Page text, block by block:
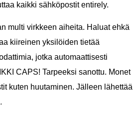
kaikki sähköpostit entirely.
multi virkkeen aiheita. Haluat ehkä
kiireinen yksilöiden tietää
jotka automaattisesti
CAPS! Tarpeeksi sanottu. Monet
kuten huutaminen. Jälleen lähettää